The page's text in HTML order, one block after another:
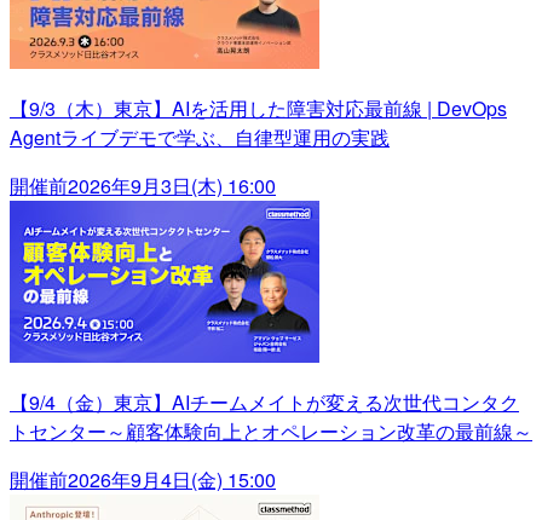
【9/3（木）東京】AIを活用した障害対応最前線 | DevOps
Agentライブデモで学ぶ、自律型運用の実践
開催前2026年9月3日(木) 16:00
【9/4（金）東京】AIチームメイトが変える次世代コンタク
トセンター～顧客体験向上とオペレーション改革の最前線～
開催前2026年9月4日(金) 15:00